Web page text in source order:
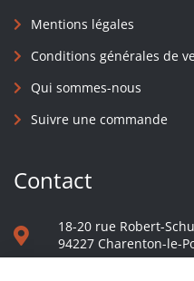
Mentions légales
Conditions générales de
Qui sommes-nous
Suivre une commande
Contact
18-20 rue Robert-
94227 Charenton-le-